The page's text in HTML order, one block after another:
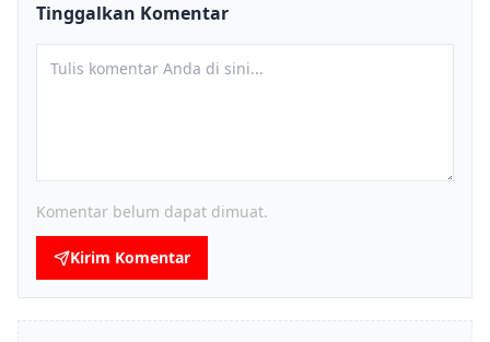
Tinggalkan Komentar
Komentar belum dapat dimuat.
Kirim Komentar